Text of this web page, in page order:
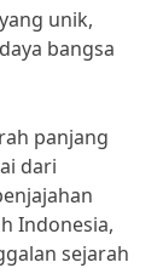
unik,
bangsa
panjang
dari
Indonesia,
sejarah